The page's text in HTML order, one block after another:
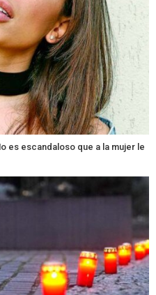
es escandaloso que a la mujer le